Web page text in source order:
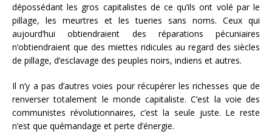
dépossédant les gros capitalistes de ce qu’ils ont volé par le
pillage, les meurtres et les tueries sans noms. Ceux qui
aujourd’hui obtiendraient des réparations pécuniaires
n’obtiendraient que des miettes ridicules au regard des siècles
de pillage, d’esclavage des peuples noirs, indiens et autres.
Il n’y a pas d’autres voies pour récupérer les richesses que de
renverser totalement le monde capitaliste. C’est la voie des
communistes révolutionnaires, c’est la seule juste. Le reste
n’est que quémandage et perte d’énergie.